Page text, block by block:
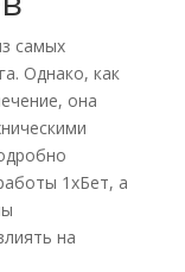
самых
Однако, как
она
1хБет, а
на